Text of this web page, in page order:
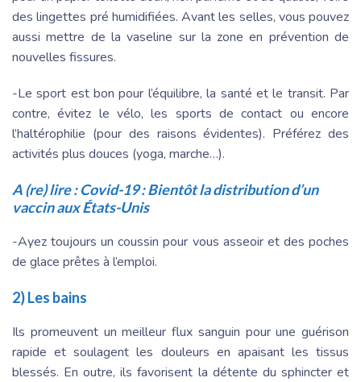
des lingettes pré humidifiées. Avant les selles, vous pouvez
aussi mettre de la vaseline sur la zone en prévention de
nouvelles fissures.
-Le sport est bon pour l’équilibre, la santé et le transit. Par
contre, évitez le vélo, les sports de contact ou encore
l’haltérophilie (pour des raisons évidentes). Préférez des
activités plus douces (yoga, marche…).
A (re) lire :Covid-19 : Bientôt la distribution d’un
vaccin aux États-Unis
-Ayez toujours un coussin pour vous asseoir et des poches
de glace prêtes à l’emploi.
2) Les bains
Ils promeuvent un meilleur flux sanguin pour une guérison
rapide et soulagent les douleurs en apaisant les tissus
blessés. En outre, ils favorisent la détente du sphincter et